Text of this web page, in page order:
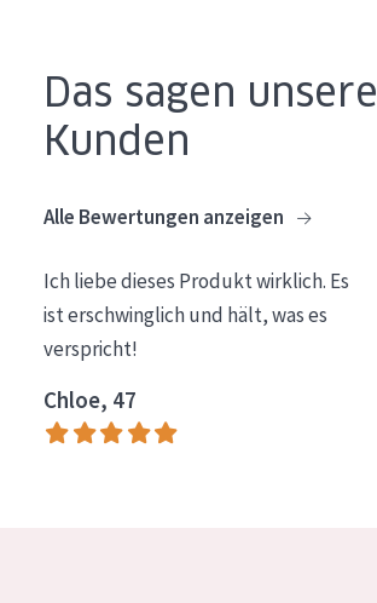
Das sagen unsere
Kunden
Alle Bewertungen anzeigen
Ich liebe dieses Produkt wirklich. Es
ist erschwinglich und hält, was es
verspricht!
Chloe, 47